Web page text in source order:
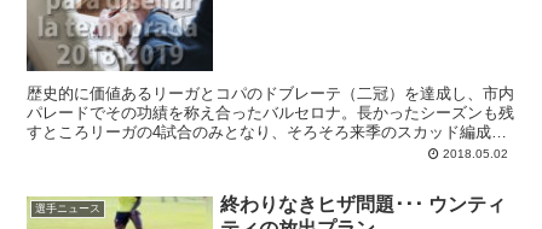
歴史的に価値あるリーガとコパのドブレーテ（二冠）を達成し、市内
パレードでその功績を称え合ったバルセロナ。長かったシーズンも残
すところリーガの4試合のみとなり、そろそろ来季のスカッド編成計
画が本格的に始まっていきます。おそらくは5月半ばにも最初の重役
2018.05.02
選手ニュース
終わりなきヒザ問題･･･ ウンティ